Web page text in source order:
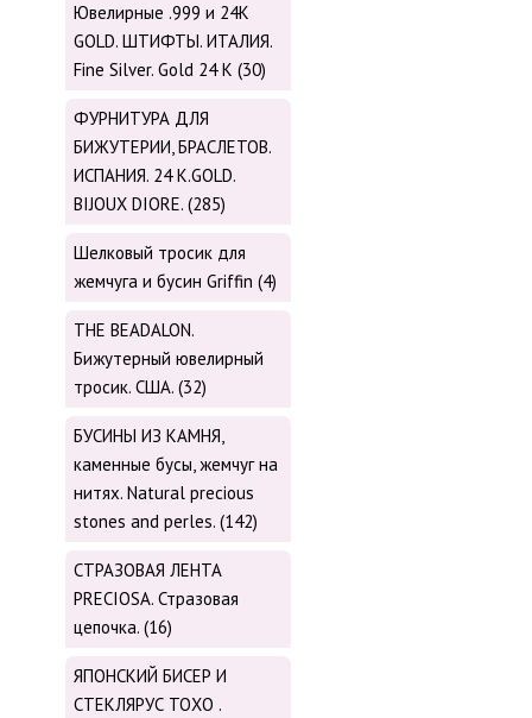
Ювелирные .999 и 24К
GOLD. ШТИФТЫ. ИТАЛИЯ.
Fine Silver. Gold 24 K (30)
ФУРНИТУРА ДЛЯ
БИЖУТЕРИИ, БРАСЛЕТОВ.
ИСПАНИЯ. 24 K.GOLD.
BIJOUX DIORE. (285)
Шелковый тросик для
жемчуга и бусин Griffin (4)
THE BEADALON.
Бижутерный ювелирный
тросик. США. (32)
БУСИНЫ ИЗ КАМНЯ,
каменные бусы, жемчуг на
нитях. Natural precious
stones and perles. (142)
СТРАЗОВАЯ ЛЕНТА
PRECIOSA. Стразовая
цепочка. (16)
ЯПОНСКИЙ БИСЕР И
СТЕКЛЯРУС TOХО .